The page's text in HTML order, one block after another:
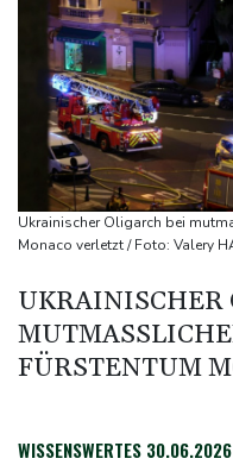
und 2022
Mutter mit 71 Stichen
in Psychiatrie
Nach Ausweisung von
"politische Verfolgung"
Iran-Krieg: Berichte
neue Gespräche
Fund von
Für zwei Jahre: Salah-
Niedrigwasser: Bilger
Feiertagsfahrverbot für
Ukrainischer Oligarch bei
Monaco verletzt / Foto: Valery
UKRAINISCHER
ÜRSTENTUM
WISSENSWERTES 30.06.2026